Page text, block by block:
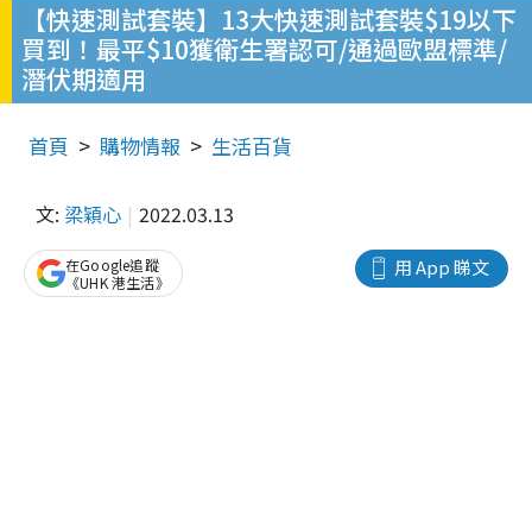
【快速測試套裝】13大快速測試套裝$19以下
買到！最平$10獲衛生署認可/通過歐盟標準/
潛伏期適用
首頁 購物情報 生活百貨
文: 梁穎心 2022.03.13
用 App 睇文
在Google追蹤
《UHK 港生活》